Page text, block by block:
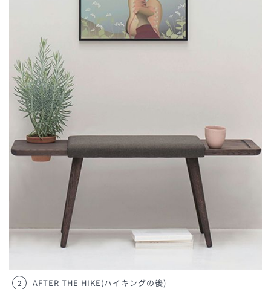
2 AFTER THE HIKE(ハイキングの後)